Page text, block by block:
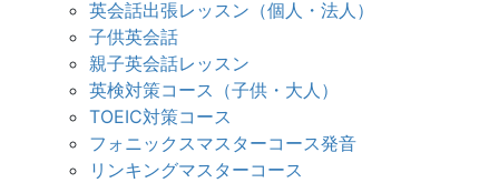
英会話出張レッスン（個人・法人）
子供英会話
親子英会話レッスン
英検対策コース（子供・大人）
TOEIC対策コース
フォニックスマスターコース発音
リンキングマスターコース